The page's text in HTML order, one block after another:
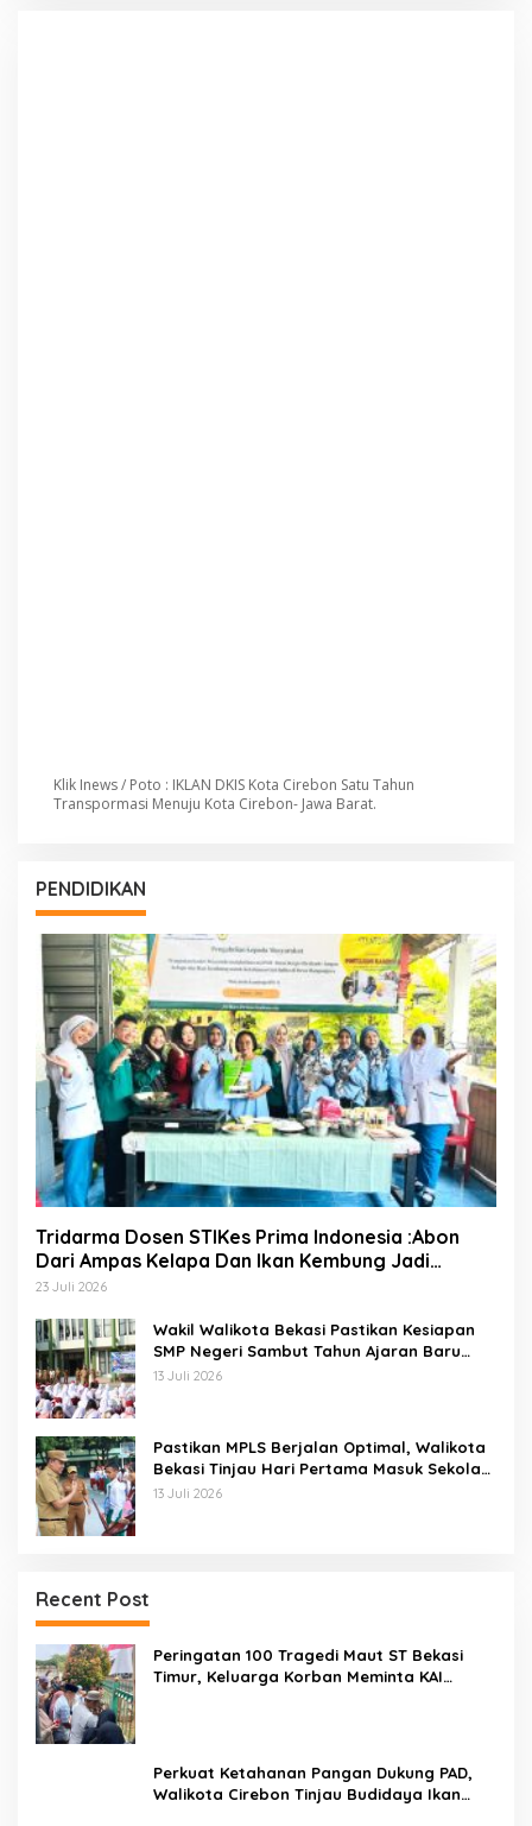
Klik Inews / Poto : IKLAN DKIS Kota Cirebon Satu Tahun
Transpormasi Menuju Kota Cirebon- Jawa Barat.
PENDIDIKAN
Tridarma Dosen STIKes Prima Indonesia :Abon
Dari Ampas Kelapa Dan Ikan Kembung Jadi
Inovasi PMT Balita Di Desa Mangunjaya Bekasi
23 Juli 2026
Wakil Walikota Bekasi Pastikan Kesiapan
SMP Negeri Sambut Tahun Ajaran Baru
2026
13 Juli 2026
Pastikan MPLS Berjalan Optimal, Walikota
Bekasi Tinjau Hari Pertama Masuk Sekolah
Di SMPN 12 Kota Bekasi
13 Juli 2026
Recent Post
Peringatan 100 Tragedi Maut ST Bekasi
Timur, Keluarga Korban Meminta KAI
Perkuat Ketahanan Pangan Dukung PAD,
Walikota Cirebon Tinjau Budidaya Ikan